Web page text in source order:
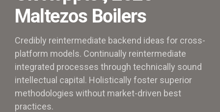
Maltezos Boilers
Credibly reintermediate backend ideas for cross-
platform models. Continually reintermediate
integrated processes through technically sound
intellectual capital. Holistically foster superior
methodologies without market-driven best
practices.